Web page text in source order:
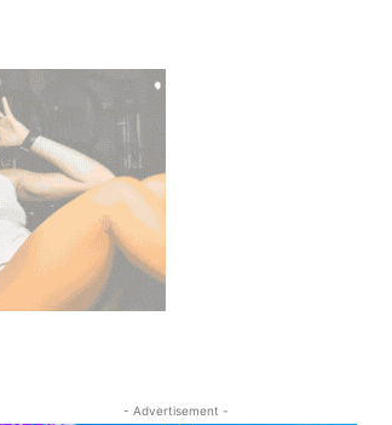
- Advertisement -